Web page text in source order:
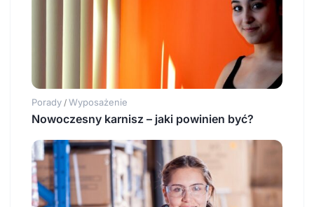
Porady / Wyposażenie
Nowoczesny karnisz – jaki powinien być?